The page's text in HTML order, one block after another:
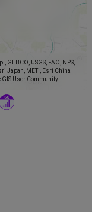
GEBCO, USGS, FAO, NPS,
Japan, METI, Esri China
User Community